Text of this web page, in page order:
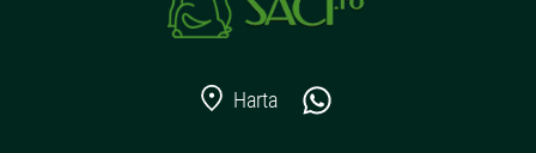
Harta